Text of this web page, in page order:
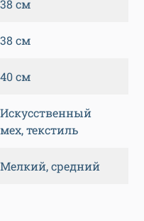
38 см
38 см
40 см
Искусственный
мех, текстиль
Мелкий, средний